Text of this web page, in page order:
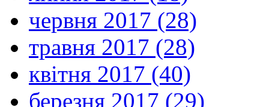
червня 2017 (28)
травня 2017 (28)
квітня 2017 (40)
березня 2017 (29)